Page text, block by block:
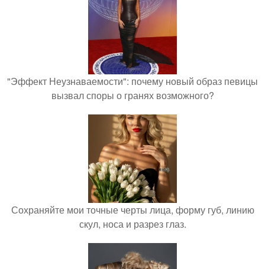
"Эффект Неузнаваемости": почему новый образ певицы
вызвал споры о гранях возможного?
Сохраняйте мои точные черты лица, форму губ, линию
скул, носа и разрез глаз.